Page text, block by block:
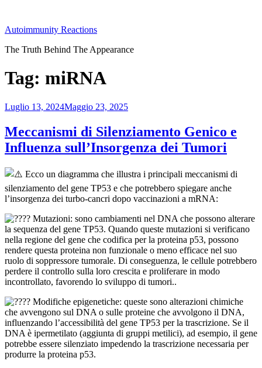
contenuto
Autoimmunity Reactions
The Truth Behind The Appearance
Tag: miRNA
Pubblicato
Luglio 13, 2024Maggio 23, 2025
Meccanismi di Silenziamento Genico e
Influenza sull’Insorgenza dei Tumori
Ecco un diagramma che illustra i principali meccanismi di
silenziamento del gene TP53 e che potrebbero spiegare anche
l’insorgenza dei turbo-cancri dopo vaccinazioni a mRNA:
Mutazioni: sono cambiamenti nel DNA che possono alterare
la sequenza del gene TP53. Quando queste mutazioni si verificano
nella regione del gene che codifica per la proteina p53, possono
rendere questa proteina non funzionale o meno efficace nel suo
ruolo di soppressore tumorale. Di conseguenza, le cellule potrebbero
perdere il controllo sulla loro crescita e proliferare in modo
incontrollato, favorendo lo sviluppo di tumori..
Modifiche epigenetiche: queste sono alterazioni chimiche
che avvengono sul DNA o sulle proteine che avvolgono il DNA,
influenzando l’accessibilità del gene TP53 per la trascrizione. Se il
DNA è ipermetilato (aggiunta di gruppi metilici), ad esempio, il gene
potrebbe essere silenziato impedendo la trascrizione necessaria per
produrre la proteina p53.